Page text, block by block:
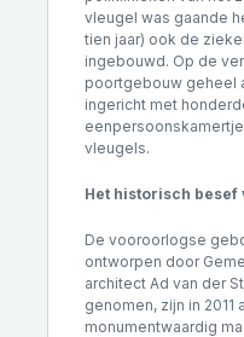
vleugel was gaande
tien jaar) ook de
ingebouwd. Op de
poortgebouw geheel
ingericht met
vleugels.
Het historisch besef
De vooroorlogse
ontworpen door
architect Ad van der
genomen, zijn in 2011
monumentwaardig